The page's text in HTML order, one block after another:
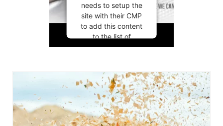
needs to setup the
site with their CMP
to add this content
to the list of
technologies used.
Usercentrics
Consent
Management
Platform